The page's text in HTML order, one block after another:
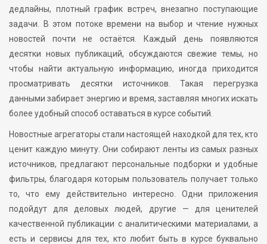
дедлайны, плотный график встреч, внезапно поступающие
задачи. В этом потоке времени на выбор и чтение нужных
новостей почти не остаётся. Каждый день появляются
десятки новых публикаций, обсуждаются свежие темы, но
чтобы найти актуальную информацию, иногда приходится
просматривать десятки источников. Такая перегрузка
данными забирает энергию и время, заставляя многих искать
более удобный способ оставаться в курсе событий.
Новостные агрегаторы стали настоящей находкой для тех, кто
ценит каждую минуту. Они собирают ленты из самых разных
источников, предлагают персональные подборки и удобные
фильтры, благодаря которым пользователь получает только
то, что ему действительно интересно. Одни приложения
подойдут для деловых людей, другие — для ценителей
качественной публикации с аналитическими материалами, а
есть и сервисы для тех, кто любит быть в курсе буквально